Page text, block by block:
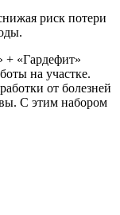
риск потери
+ «Гардефит»
на участке.
от болезней
С этим набором